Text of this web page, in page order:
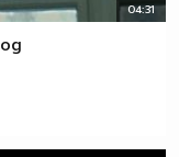
04:31